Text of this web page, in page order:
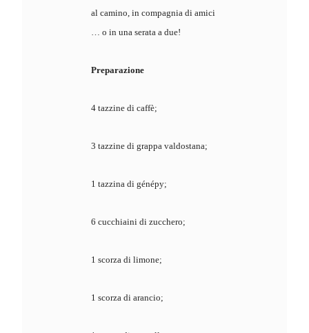
al camino, in compagnia di amici
… o in una serata a due!
Preparazione
4 tazzine di caffè;
3 tazzine di grappa valdostana;
1 tazzina di génépy;
6 cucchiaini di zucchero;
1 scorza di limone;
1 scorza di arancio;